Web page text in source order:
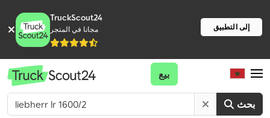
TruckScout24
مجانا في المتجر إلى التطبيق
بحث
بيع